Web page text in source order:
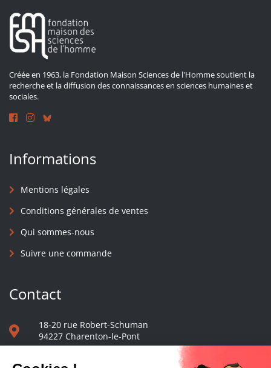
Créée en 1963, la Fondation Maison Sciences de l'Homme soutient la
recherche et la diffusion des connaissances en sciences humaines et
sociales.
Informations
Mentions légales
Conditions générales de ventes
Qui sommes-nous
Suivre une commande
Contact
18-20 rue Robert-Schuman
94227 Charenton-le-Pont